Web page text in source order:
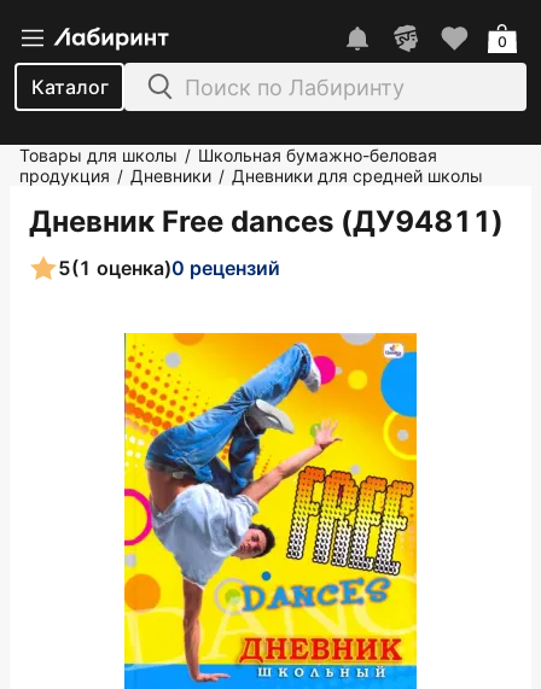
Каталог
0
Товары для школы / Школьная бумажно-беловая
продукция / Дневники / Дневники для средней школы
Дневник Free dances (ДУ94811)
5(1 оценка)0 рецензий